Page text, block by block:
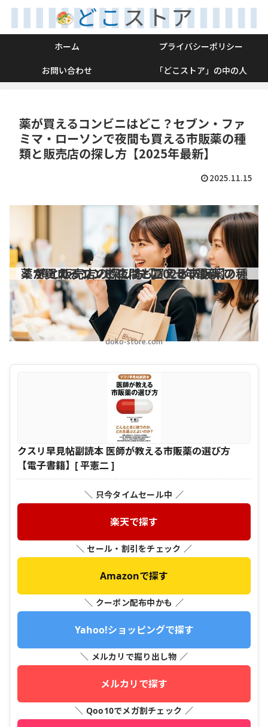
ホーム
プライバシーポリシー
お問い合わせ
「どこストア」の中の人
薬が買えるコンビニはどこ？セブン・ファ
ミマ・ローソンで夜間も買える市販薬の種
類と販売店の探し方【2025年最新】
2025.11.15
doko-store.com
薬が買えるコンビニはどこ？セブン・ファミマ・ローソンで夜間も買える市販薬の種類と販売店の探し方【2025年最新】
クスリ早見帖副読本 医師が教える市販薬の選び方
【電子書籍】[ 平憲二 ]
＼ 只今タイムセール中 ／
楽天で探す
＼ セール・割引をチェック ／
Amazonで探す
＼ クーポン配布中かも ／
Yahoo!ショッピングで探す
＼ メルカリで掘り出し物 ／
メルカリで探す
＼ Qoo10でメガ割チェック ／